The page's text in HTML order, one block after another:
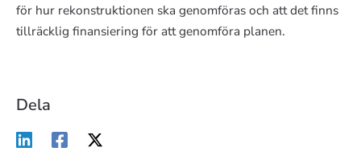
för hur rekonstruktionen ska genomföras och att det finns
tillräcklig finansiering för att genomföra planen.
Dela